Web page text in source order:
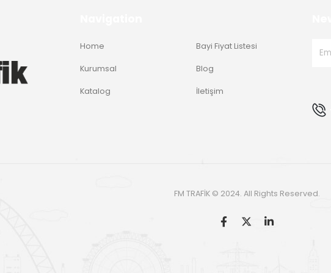
Home
Kurumsal
Katalog
Bayi Fiyat Listesi
Blog
İletişim
FM TRAFİK © 2024. All Rights Reserved.